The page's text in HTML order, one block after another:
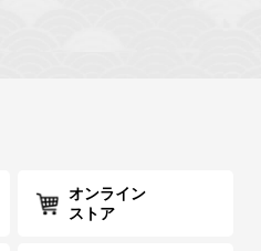
オンライン
ストア